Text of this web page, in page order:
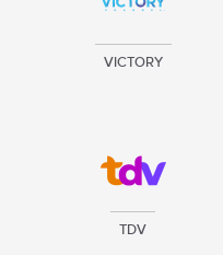
VICTORY
TDV